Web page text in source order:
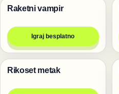
Pucanje
Raketni vampir
Igraj besplatno
Pucanje
Rikoset metak